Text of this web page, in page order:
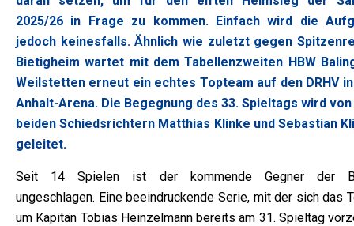
2025/26 in Frage zu kommen. Einfach wird die
jedoch keinesfalls. Ähnlich wie zuletzt gegen
Bietigheim wartet mit dem Tabellenzweiten HBW
Weilstetten erneut ein echtes Topteam auf den DRHV
Anhalt-Arena. Die Begegnung des 33. Spieltags wird von
beiden Schiedsrichtern Matthias Klinke und Sebastian
geleitet.
Seit 14 Spielen ist der kommende Gegner der
ungeschlagen. Eine beeindruckende Serie, mit der sich das
um Kapitän Tobias Heinzelmann bereits am 31. Spieltag